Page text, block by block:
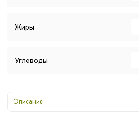
Жиры
Углеводы
Описание